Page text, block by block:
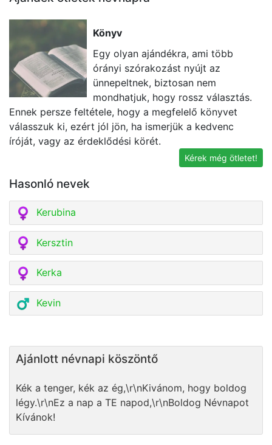
Könyv
Egy olyan ajándékra, ami több
órányi szórakozást nyújt az
ünnepeltnek, biztosan nem
mondhatjuk, hogy rossz választás.
Ennek persze feltétele, hogy a megfelelő könyvet
válasszuk ki, ezért jól jön, ha ismerjük a kedvenc
íróját, vagy az érdeklődési körét.
Kérek még ötletet!
Hasonló nevek
Kerubina
Kersztin
Kerka
Kevin
Ajánlott névnapi köszöntő
Kék a tenger, kék az ég,\r\nKivánom, hogy boldog
légy.\r\nEz a nap a TE napod,\r\nBoldog Névnapot
Kívánok!